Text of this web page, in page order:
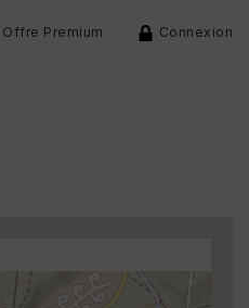
Offre Premium Connexion